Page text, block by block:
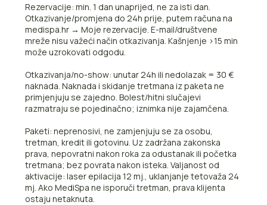
Rezervacije: min. 1 dan unaprijed, ne za isti dan.
Otkazivanje/promjena do 24h prije, putem računa na
medispa.hr → Moje rezervacije. E-mail/društvene
mreže nisu važeći način otkazivanja. Kašnjenje >15 min
može uzrokovati odgodu.
Otkazivanja/no-show: unutar 24h ili nedolazak = 30 €
naknada. Naknada i skidanje tretmana iz paketa ne
primjenjuju se zajedno. Bolest/hitni slučajevi
razmatraju se pojedinačno; iznimka nije zajamčena.
Paketi: neprenosivi, ne zamjenjuju se za osobu,
tretman, kredit ili gotovinu. Uz zadržana zakonska
prava, nepovratni nakon roka za odustanak ili početka
tretmana; bez povrata nakon isteka. Valjanost od
aktivacije: laser epilacija 12 mj., uklanjanje tetovaža 24
mj. Ako MediSpa ne isporuči tretman, prava klijenta
ostaju netaknuta.